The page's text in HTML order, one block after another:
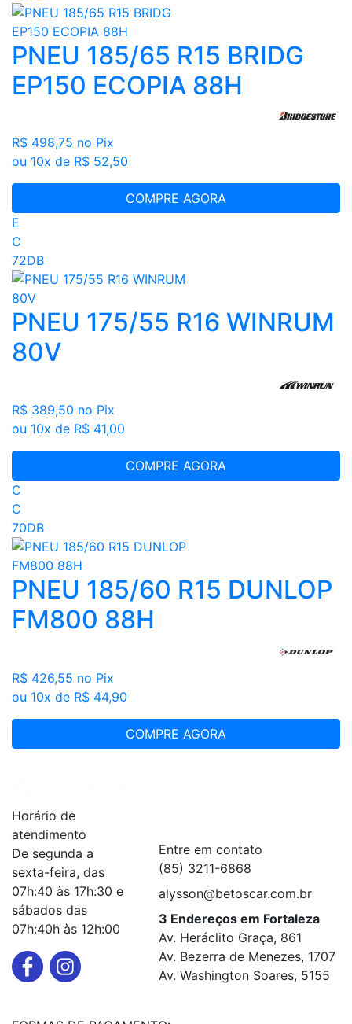
PNEU 185/65 R15 BRIDG
EP150 ECOPIA 88H
R$ 498,75 no Pix
ou 10x de R$ 52,50
COMPRE AGORA
E
C
72DB
PNEU 175/55 R16 WINRUM
80V
R$ 389,50 no Pix
ou 10x de R$ 41,00
COMPRE AGORA
C
C
70DB
PNEU 185/60 R15 DUNLOP
FM800 88H
R$ 426,55 no Pix
ou 10x de R$ 44,90
COMPRE AGORA
Horário de
atendimento
De segunda a
sexta-feira, das
07h:40 às 17h:30 e
sábados das
07h:40h às 12h:00
Entre em contato
(85) 3211-6868
alysson@betoscar.com.br
3 Endereços em Fortaleza
Av. Heráclito Graça, 861
Av. Bezerra de Menezes, 1707
Av. Washington Soares, 5155